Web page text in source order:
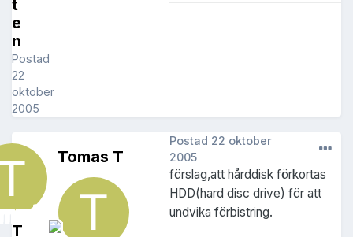
t
e
n
Postad
22
oktober
2005
T
Tomas T
Postad 22 oktober
2005
förslag,att hårddisk förkortas
HDD(hard disc drive) för att
undvika förbistring.